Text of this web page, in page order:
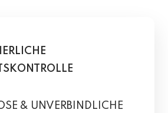
& UNVERBINDLICHE